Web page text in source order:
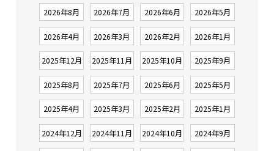
2026年8月 2026年7月 2026年6月 2026年5月
2026年4月 2026年3月 2026年2月 2026年1月
2025年12月 2025年11月 2025年10月 2025年9月
2025年8月 2025年7月 2025年6月 2025年5月
2025年4月 2025年3月 2025年2月 2025年1月
2024年12月 2024年11月 2024年10月 2024年9月